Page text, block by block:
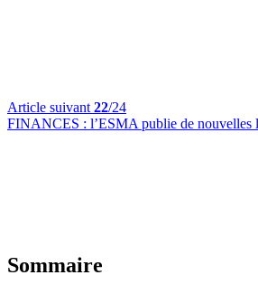
Article suivant 22/24
FINANCES : l’ESMA publie de nouvelles
Sommaire